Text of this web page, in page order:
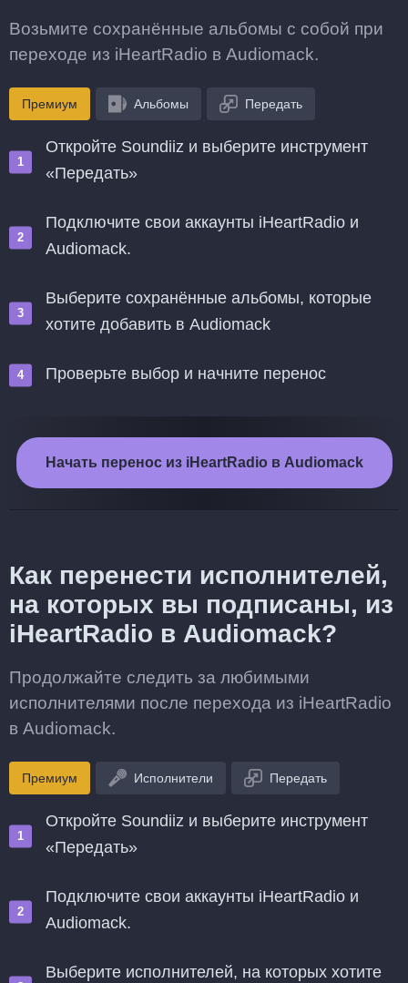
Возьмите сохранённые альбомы с собой при
переходе из iHeartRadio в Audiomack.
Премиум Альбомы Передать
Откройте Soundiiz и выберите инструмент
«Передать»
Подключите свои аккаунты iHeartRadio и
Audiomack.
Выберите сохранённые альбомы, которые
хотите добавить в Audiomack
Проверьте выбор и начните перенос
Начать перенос из iHeartRadio в Audiomack
Как перенести исполнителей,
на которых вы подписаны, из
iHeartRadio в Audiomack?
Продолжайте следить за любимыми
исполнителями после перехода из iHeartRadio
в Audiomack.
Премиум Исполнители Передать
Откройте Soundiiz и выберите инструмент
«Передать»
Подключите свои аккаунты iHeartRadio и
Audiomack.
Выберите исполнителей, на которых хотите